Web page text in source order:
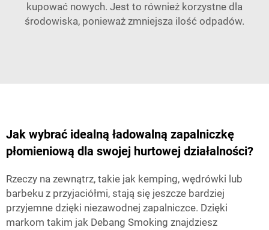
kupować nowych. Jest to również korzystne dla
środowiska, ponieważ zmniejsza ilość odpadów.
Jak wybrać idealną ładowalną zapalniczkę
płomieniową dla swojej hurtowej działalności?
Rzeczy na zewnątrz, takie jak kemping, wędrówki lub
barbeku z przyjaciółmi, stają się jeszcze bardziej
przyjemne dzięki niezawodnej zapalniczce. Dzięki
markom takim jak Debang Smoking znajdziesz